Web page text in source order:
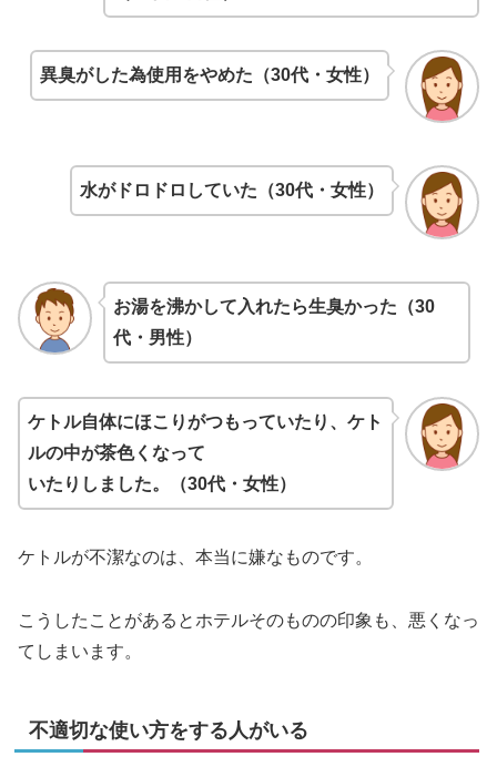
異臭がした為使用をやめた（30代・女性）
水がドロドロしていた（30代・女性）
お湯を沸かして入れたら生臭かった（30
代・男性）
ケトル自体にほこりがつもっていたり、ケト
ルの中が茶色くなって
いたりしました。（30代・女性）
ケトルが不潔なのは、本当に嫌なものです。
こうしたことがあるとホテルそのものの印象も、悪くなっ
てしまいます。
不適切な使い方をする人がいる